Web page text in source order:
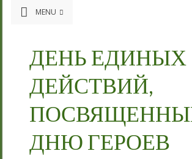
MENU
ДЕНЬ ЕДИНЫХ
ДЕЙСТВИЙ,
ДНЮ ГЕРОЕВ